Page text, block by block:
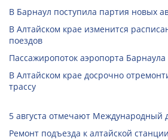
В Барнаул поступила партия новых
В Алтайском крае изменится
поездов
Пассажиропоток аэропорта
В Алтайском крае досрочно
трассу
5 августа отмечают Международный
Ремонт подъезда к алтайской